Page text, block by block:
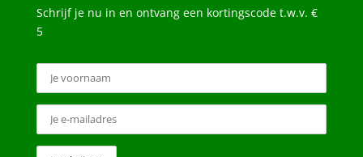
Schrijf je nu in en ontvang een kortingscode t.w.v. €
5